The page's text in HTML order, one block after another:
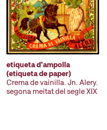
etiqueta d'ampolla
(etiqueta de paper)
Crema de vainilla. Jn. Alery.
segona meitat del segle XIX